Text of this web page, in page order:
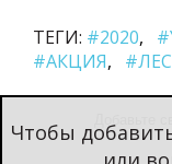
ТЕГИ: #2020
#АКЦИЯ
#ЛЕС
Чтобы